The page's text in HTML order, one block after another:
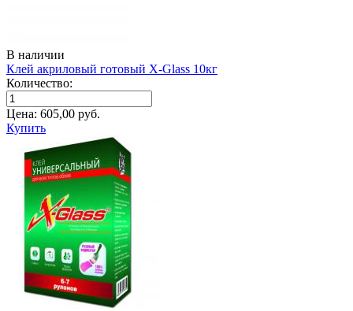
В наличии
Клей акриловый готовый X-Glass 10кг
Количество:
Цена: 605,00 руб.
Купить